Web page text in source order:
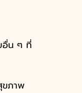
อื่น ๆ ที่
ขภาพ